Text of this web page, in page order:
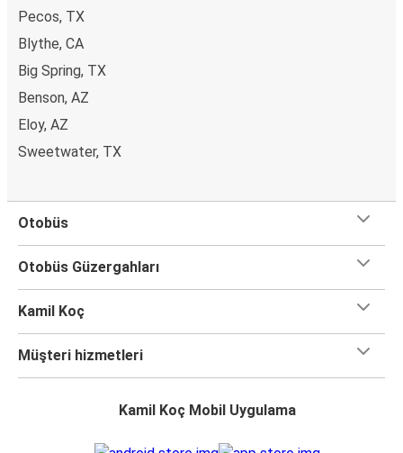
Pecos, TX
Blythe, CA
Big Spring, TX
Benson, AZ
Eloy, AZ
Sweetwater, TX
Otobüs
Otobüs Güzergahları
Kamil Koç
Müşteri hizmetleri
Kamil Koç Mobil Uygulama